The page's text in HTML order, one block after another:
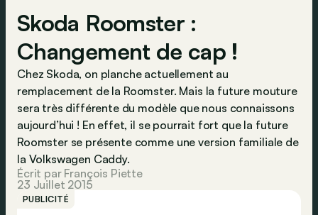
Skoda Roomster :
Changement de cap !
Chez Skoda, on planche actuellement au
remplacement de la Roomster. Mais la future mouture
sera très différente du modèle que nous connaissons
aujourd’hui ! En effet, il se pourrait fort que la future
Roomster se présente comme une version familiale de
la Volkswagen Caddy.
Écrit par François Piette
23 Juillet 2015
PUBLICITÉ